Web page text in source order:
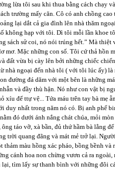
lừa tôi sau khi thua bằng cách chạy
trường mấy căn. Cô có anh chồng
lại dắt cả gia đình lên nhà thăm
không hạp với tôi. Dì tôi mỗi lần khoe
sách sử coi, nó nói trúng hết.” Mà
mơ. Mặc những con số. Tôi cứ thả hồn
đất vừa bị cày lên bởi những chiếc
nhà ngoại đến nhà tôi ( với tôi lúc ấy)
đường đá dăm với một bên là những
và đầy thù hận. Nó như con vật bị
xíu để ttự vệ... Tứa máu trên tay bà mẹ
duy nhất trong năm nó có. Bị anh phế
đó dưới ánh nắng chát chúa, mỏi
táo vỡ, xà bần, đủ thứ hầm bà lằng
trời quang đãng và mát mẻ trở lại.
thảm màu hồng xác pháo, bồng bềnh
cánh hoa non chừng vươn cả ra
tìm lấy sự thanh bình với những đôi